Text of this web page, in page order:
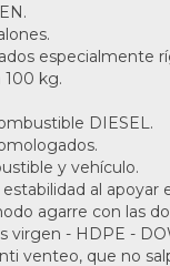
especialmente
100 kg.
DIESEL.
y vehículo.
al apoyar
agarre con las
virgen - HDPE -
venteo, que no